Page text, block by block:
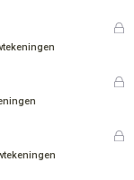
n
G
n
G
G